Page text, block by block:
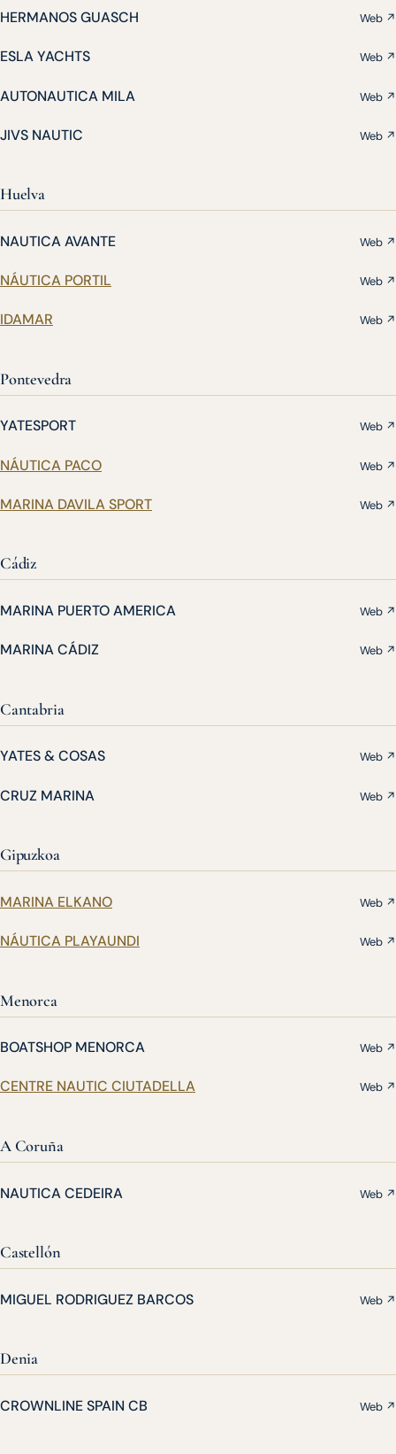
HERMANOS GUASCH Web ↗
ESLA YACHTS Web ↗
AUTONAUTICA MILA Web ↗
JIVS NAUTIC Web ↗
Huelva
NAUTICA AVANTE Web ↗
NÁUTICA PORTIL Web ↗
IDAMAR Web ↗
Pontevedra
YATESPORT Web ↗
NÁUTICA PACO Web ↗
MARINA DAVILA SPORT Web ↗
Cádiz
MARINA PUERTO AMERICA Web ↗
MARINA CÁDIZ Web ↗
Cantabria
YATES & COSAS Web ↗
CRUZ MARINA Web ↗
Gipuzkoa
MARINA ELKANO Web ↗
NÁUTICA PLAYAUNDI Web ↗
Menorca
BOATSHOP MENORCA Web ↗
CENTRE NAUTIC CIUTADELLA Web ↗
A Coruña
NAUTICA CEDEIRA Web ↗
Castellón
MIGUEL RODRIGUEZ BARCOS Web ↗
Denia
CROWNLINE SPAIN CB Web ↗